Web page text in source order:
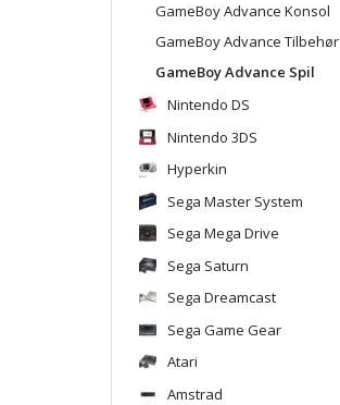
GameBoy Advance Konsol
GameBoy Advance Tilbehør
GameBoy Advance Spil
Nintendo DS
Nintendo 3DS
Hyperkin
Sega Master System
Sega Mega Drive
Sega Saturn
Sega Dreamcast
Sega Game Gear
Atari
Amstrad